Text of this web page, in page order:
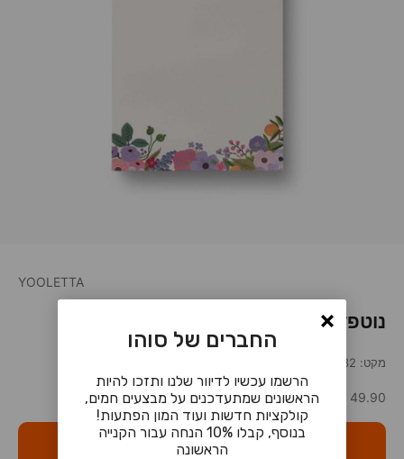
YOOLETTA
נוטפד Garden Party Violet
מקט: 313220632
מחיר מבצע
49.90 ₪
אזל מהמלאי
החברים של סוהו
הרשמו עכשיו לדיוור שלנו ותזכו להיות
הראשונים שמתעדכנים על מבצעים חמים,
קולקציות חדשות ועוד המון הפתעות!
בנוסף, קבלו 10% הנחה עבור הקנייה
הראשונה